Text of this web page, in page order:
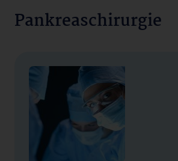
Pankreaschirurgie